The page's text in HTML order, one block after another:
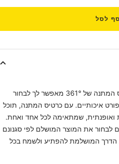
לסל
מתנה מושלמת לכל ספורטאי! כרטיס המתנה של 361° מאפשר לך לבחור
איכותיים. עם כרטיס המתנה, תוכל
ואופנתית, שמתאימה לכל אחד ואחת.
לבחור את המוצר המושלם לפי סגנונם
כרטיס המתנה של 361° הוא הדרך המושלמת להפתיע ולשמח בכל